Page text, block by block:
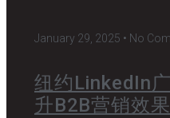
January 29, 2025 No
纽约LinkedIn
升B2B营销效